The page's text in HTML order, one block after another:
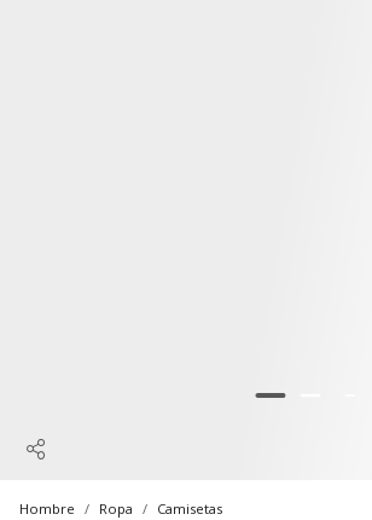
Hombre Ropa Camisetas